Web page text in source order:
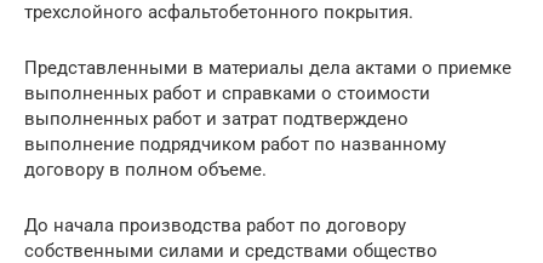
трехслойного асфальтобетонного покрытия.
Представленными в материалы дела актами о приемке
выполненных работ и справками о стоимости
выполненных работ и затрат подтверждено
выполнение подрядчиком работ по названному
договору в полном объеме.
До начала производства работ по договору
собственными силами и средствами общество